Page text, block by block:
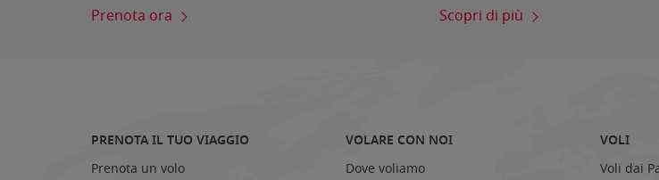
Prenota ora Scopri di più
PRENOTA IL TUO VIAGGIO
Prenota un volo
VOLARE CON NOI
Dove voliamo
VOLI
Voli dai